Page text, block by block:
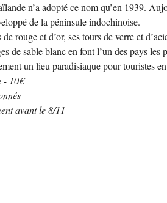
n’a adopté ce nom qu’en 1939.
de la péninsule indochinoise.
rouge et d’or, ses tours de verre et
de sable blanc en font l’un des pays les
un lieu paradisiaque pour touristes
- 10€
avant le 8/11